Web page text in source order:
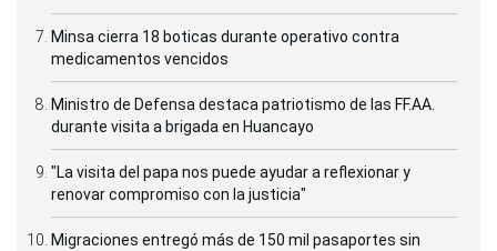
Minsa cierra 18 boticas durante operativo contra
medicamentos vencidos
Ministro de Defensa destaca patriotismo de las FF.AA.
durante visita a brigada en Huancayo
"La visita del papa nos puede ayudar a reflexionar y
renovar compromiso con la justicia"
Migraciones entregó más de 150 mil pasaportes sin